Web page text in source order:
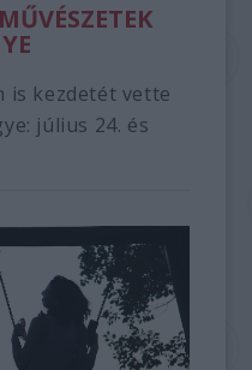
is kezdetét vette
július 24. és